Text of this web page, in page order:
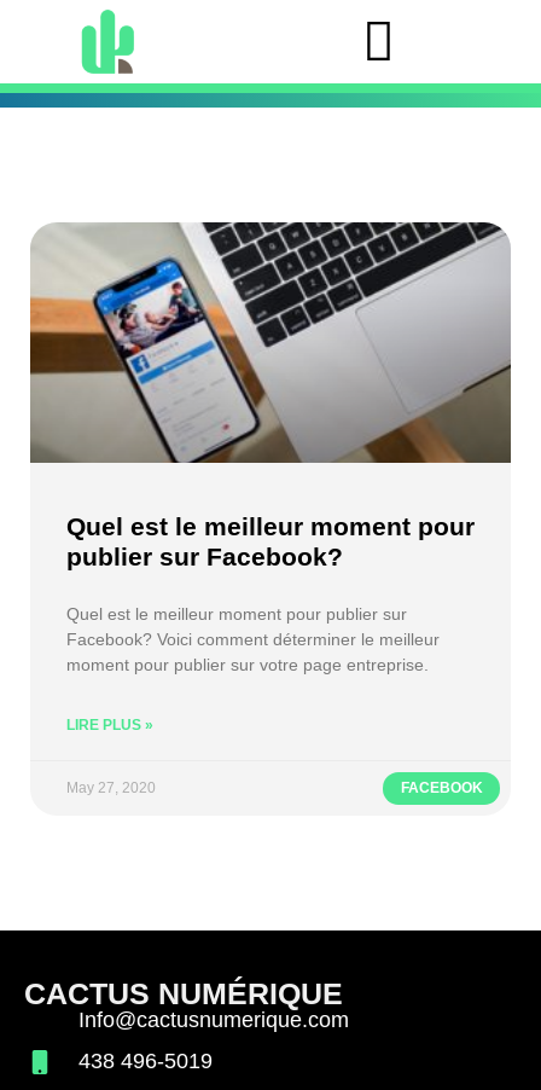
FACEBOOK
Quel est le meilleur moment pour
publier sur Facebook?
Quel est le meilleur moment pour publier sur
Facebook? Voici comment déterminer le meilleur
moment pour publier sur votre page entreprise.
LIRE PLUS »
May 27, 2020
CACTUS NUMÉRIQUE
Info@cactusnumerique.com
438 496-5019